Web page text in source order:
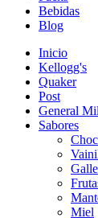
Bebidas
Blog
Inicio
Kellogg's
Quaker
Post
General
Sabores
Miel